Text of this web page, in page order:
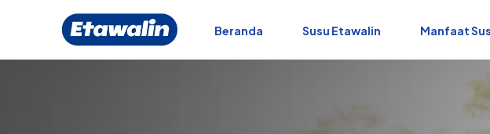
Beranda Susu Etawalin Manfaat